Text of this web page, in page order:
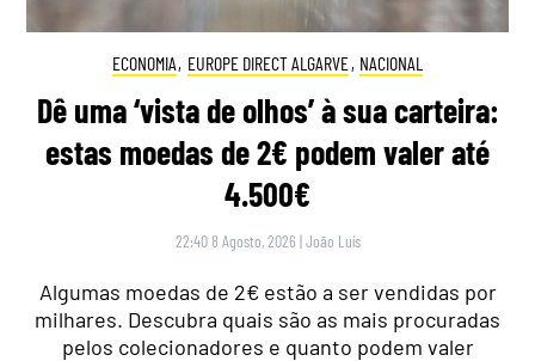
ECONOMIA, EUROPE DIRECT ALGARVE, NACIONAL
Dê uma ‘vista de olhos’ à sua carteira:
estas moedas de 2€ podem valer até
4.500€
22:40 8 Agosto, 2026 |João Luís
Algumas moedas de 2€ estão a ser vendidas por
milhares. Descubra quais são as mais procuradas
pelos colecionadores e quanto podem valer